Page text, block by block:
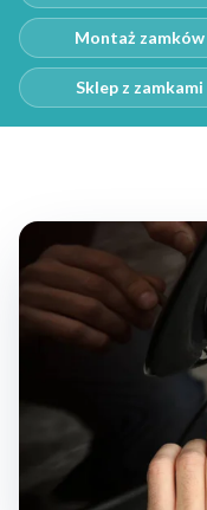
Montaż zamków
Sklep z zamkami